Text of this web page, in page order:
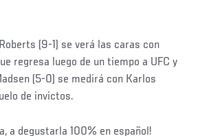
(9-1) se verá las caras con
regresa luego de un tiempo a UFC y
(5-0) se medirá con Karlos
de invictos.
a degustarla 100% en español!